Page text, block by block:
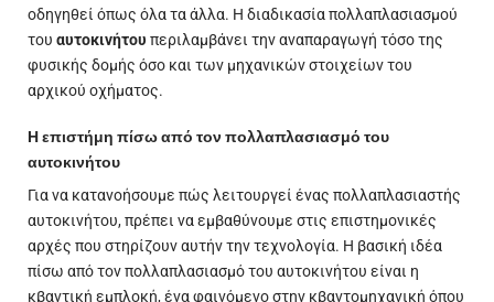
οδηγηθεί όπως όλα τα άλλα. Η διαδικασία πολλαπλασιασμού
του αυτοκινήτου περιλαμβάνει την αναπαραγωγή τόσο της
φυσικής δομής όσο και των μηχανικών στοιχείων του
αρχικού οχήματος.
Η επιστήμη πίσω από τον πολλαπλασιασμό του
αυτοκινήτου
Για να κατανοήσουμε πώς λειτουργεί ένας πολλαπλασιαστής
αυτοκινήτου, πρέπει να εμβαθύνουμε στις επιστημονικές
αρχές που στηρίζουν αυτήν την τεχνολογία. Η βασική ιδέα
πίσω από τον πολλαπλασιασμό του αυτοκινήτου είναι η
κβαντική εμπλοκή, ένα φαινόμενο στην κβαντομηχανική όπου